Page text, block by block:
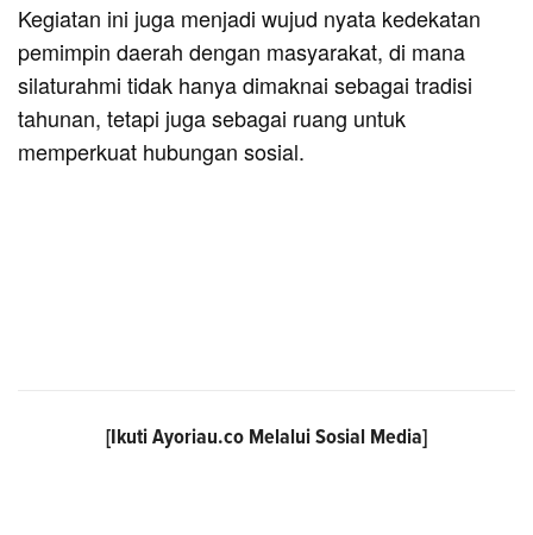
Kegiatan ini juga menjadi wujud nyata kedekatan
pemimpin daerah dengan masyarakat, di mana
silaturahmi tidak hanya dimaknai sebagai tradisi
tahunan, tetapi juga sebagai ruang untuk
memperkuat hubungan sosial.
[Ikuti Ayoriau.co Melalui Sosial Media]